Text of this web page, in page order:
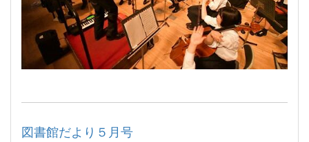
図書館だより５月号